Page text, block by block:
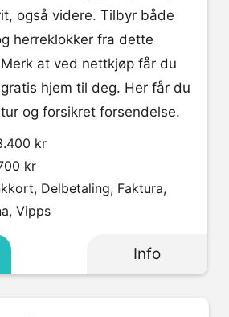
også videre. Tilbyr både
herreklokker fra dette
at ved nettkjøp får du
hjem til deg. Her får du
og forsikret forsendelse.
kr
kr
Vipps
Info